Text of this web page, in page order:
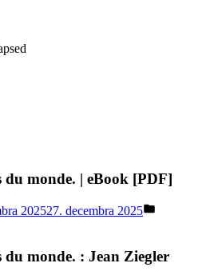
monde. | eBook [PDF]
202527. decembra 2025
monde. : Jean Ziegler